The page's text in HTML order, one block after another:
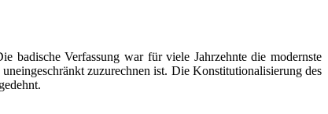
badische Verfassung war für viele Jahrzehnte die modernste
uneingeschränkt zuzurechnen ist. Die Konstitutionalisierungdes